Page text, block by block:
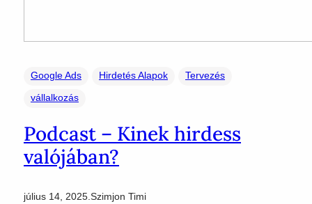
Google Ads Hirdetés Alapok
Tervezés
vállalkozás
Podcast – Kinek hirdess
valójában?
július 14, 2025 Szimjon Timi